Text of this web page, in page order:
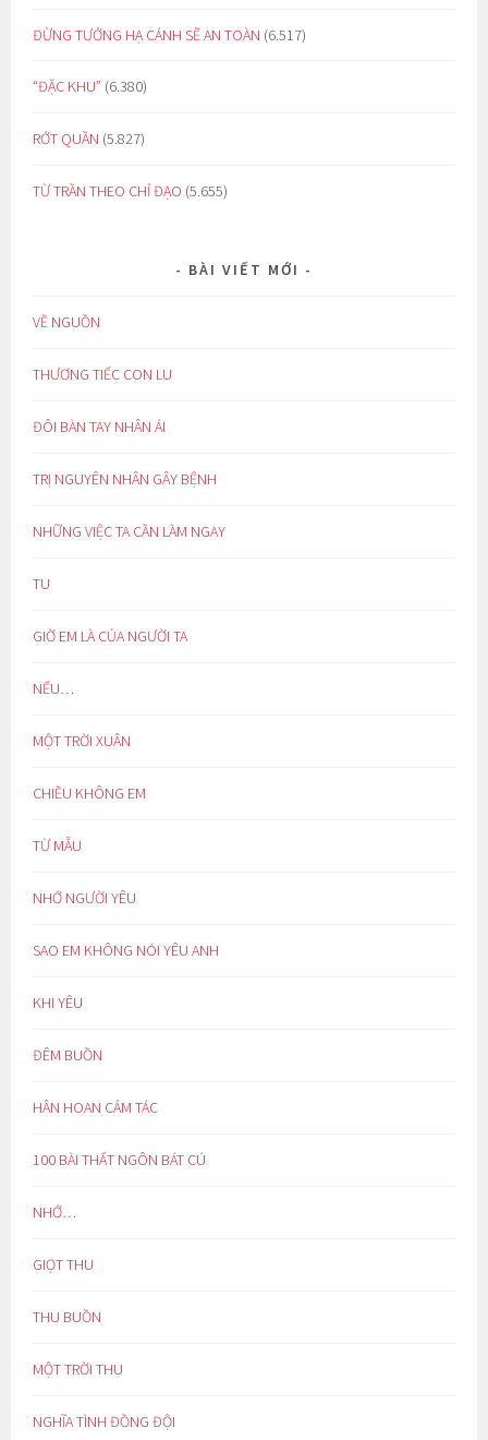
ĐỪNG TƯỞNG HẠ CÁNH SẼ AN TOÀN (6.517)
“ĐẶC KHU” (6.380)
RỚT QUẦN (5.827)
TỪ TRẦN THEO CHỈ ĐẠO (5.655)
BÀI VIẾT MỚI
VỀ NGUỒN
THƯƠNG TIẾC CON LU
ĐÔI BÀN TAY NHÂN ÁI
TRỊ NGUYÊN NHÂN GÂY BỆNH
NHỮNG VIỆC TA CẦN LÀM NGAY
TU
GIỜ EM LÀ CỦA NGƯỜI TA
NẾU…
MỘT TRỜI XUÂN
CHIỀU KHÔNG EM
TỪ MẪU
NHỚ NGƯỜI YÊU
SAO EM KHÔNG NÓI YÊU ANH
KHI YÊU
ĐÊM BUỒN
HÂN HOAN CẢM TÁC
100 BÀI THẤT NGÔN BÁT CÚ
NHỚ…
GIỌT THU
THU BUỒN
MỘT TRỜI THU
NGHĨA TÌNH ĐỒNG ĐỘI